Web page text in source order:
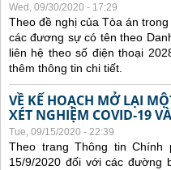
Wed, 09/30/2020 - 17:29
Theo đề nghị của Tòa án
các đương sự có tên theo
liên hệ theo số điện thoại
thêm thông tin chi tiết.
VỀ KẾ HOẠCH MỞ LẠI
XÉT NGHIỆM COVID-19
Tue, 09/15/2020 - 22:39
Theo trang Thông tin
15/9/2020 đối với các đường